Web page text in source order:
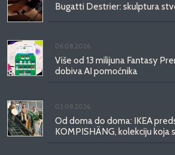
Bugatti Destrier: skulptura
06.08.2026.
Više od 13 milijuna Fantasy
dobiva AI pomoćnika
03.08.2026.
Od doma do doma: IKEA
KOMPISHÄNG, kolekciju koja